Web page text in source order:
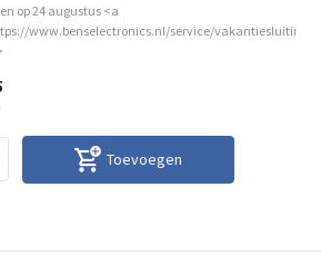
op 24 augustus <a
www.benselectronics.nl/service/vakantiesluiting/
Toevoegen